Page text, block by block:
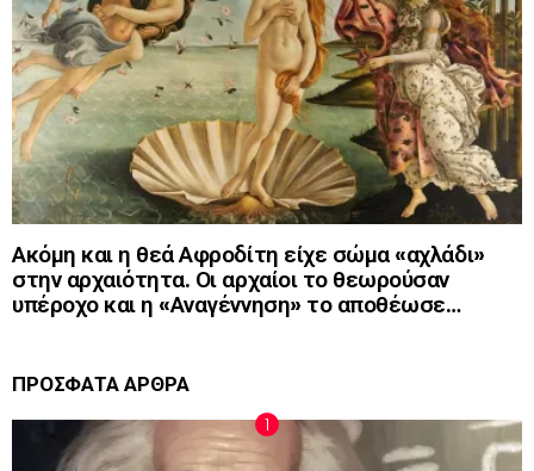
Ακόμη και η θεά Αφροδίτη είχε σώμα «αχλάδι»
στην αρχαιότητα. Οι αρχαίοι το θεωρούσαν
υπέροχο και η «Αναγέννηση» το αποθέωσε…
ΠΡΟΣΦΑΤΑ ΑΡΘΡΑ